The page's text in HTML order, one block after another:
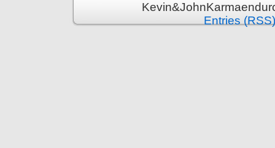
Entries (RSS)